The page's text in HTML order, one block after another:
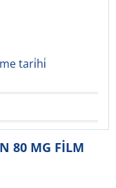
tari̇hi̇
80 MG FİLM